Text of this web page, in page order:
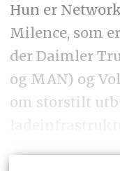
Hun er
Milence, som
der Daimler
og MAN) og
om storstilt